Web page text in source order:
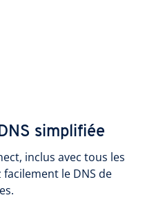
simplifiée
inclus avec tous les
le DNS de